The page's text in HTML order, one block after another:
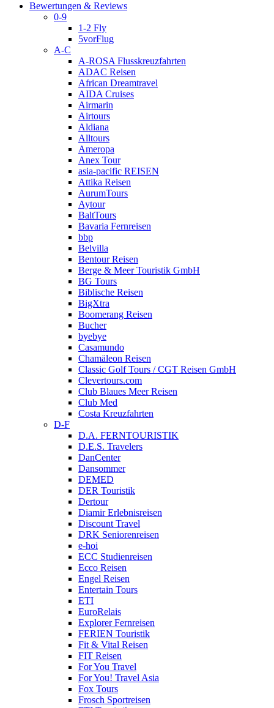
Bewertungen & Reviews
0-9
1-2 Fly
5vorFlug
A-C
A-ROSA Flusskreuzfahrten
ADAC Reisen
African Dreamtravel
AIDA Cruises
Airmarin
Airtours
Aldiana
Alltours
Ameropa
Anex Tour
asia-pacific REISEN
Attika Reisen
AurumTours
Aytour
BaltTours
Bavaria Fernreisen
bbp
Belvilla
Bentour Reisen
Berge & Meer Touristik GmbH
BG Tours
Biblische Reisen
BigXtra
Boomerang Reisen
Bucher
byebye
Casamundo
Chamäleon Reisen
Classic Golf Tours / CGT Reisen GmbH
Clevertours.com
Club Blaues Meer Reisen
Club Med
Costa Kreuzfahrten
D-F
D.A. FERNTOURISTIK
D.E.S. Travelers
DanCenter
Dansommer
DEMED
DER Touristik
Dertour
Diamir Erlebnisreisen
Discount Travel
DRK Seniorenreisen
e-hoi
ECC Studienreisen
Ecco Reisen
Engel Reisen
Entertain Tours
ETI
EuroRelais
Explorer Fernreisen
FERIEN Touristik
Fit & Vital Reisen
FIT Reisen
For You Travel
For You! Travel Asia
Fox Tours
Frosch Sportreisen